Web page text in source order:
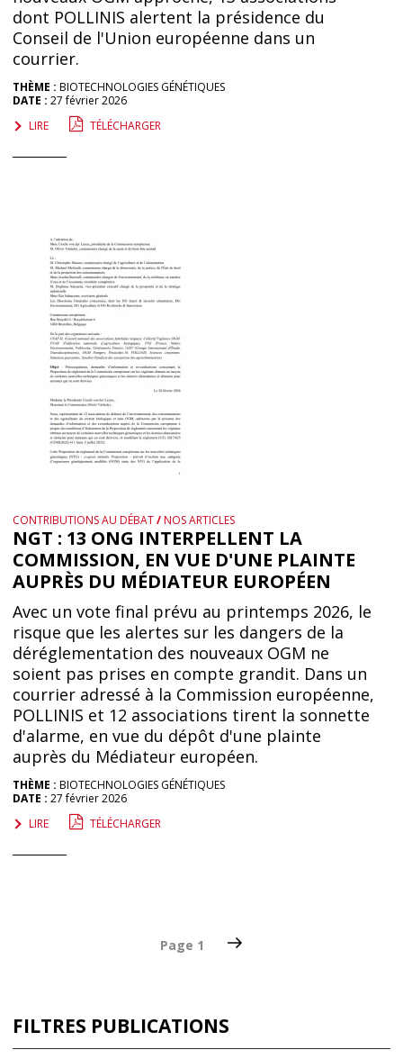
dont POLLINIS alertent la présidence du
Conseil de l'Union européenne dans un
courrier.
THÈME : BIOTECHNOLOGIES GÉNÉTIQUES
DATE : 27 février 2026
LIRE
TÉLÉCHARGER
CONTRIBUTIONS AU DÉBAT/NOS ARTICLES
NGT : 13 ONG INTERPELLENT LA
COMMISSION, EN VUE D'UNE PLAINTE
AUPRÈS DU MÉDIATEUR EUROPÉEN
Avec un vote final prévu au printemps 2026, le
risque que les alertes sur les dangers de la
déréglementation des nouveaux OGM ne
soient pas prises en compte grandit. Dans un
courrier adressé à la Commission européenne,
POLLINIS et 12 associations tirent la sonnette
d'alarme, en vue du dépôt d'une plainte
auprès du Médiateur européen.
THÈME : BIOTECHNOLOGIES GÉNÉTIQUES
DATE : 27 février 2026
LIRE
TÉLÉCHARGER
Page 1 Page
FILTRES PUBLICATIONS